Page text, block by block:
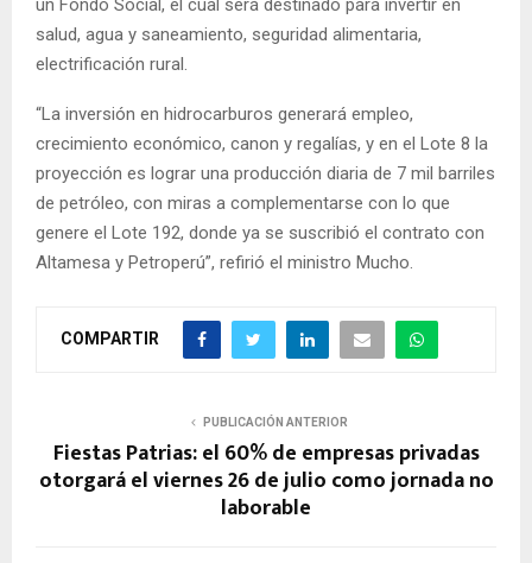
un Fondo Social, el cual será destinado para invertir en
salud, agua y saneamiento, seguridad alimentaria,
electrificación rural.
“La inversión en hidrocarburos generará empleo,
crecimiento económico, canon y regalías, y en el Lote 8 la
proyección es lograr una producción diaria de 7 mil barriles
de petróleo, con miras a complementarse con lo que
genere el Lote 192, donde ya se suscribió el contrato con
Altamesa y Petroperú”, refirió el ministro Mucho.
COMPARTIR
PUBLICACIÓN ANTERIOR
Fiestas Patrias: el 60% de empresas privadas
otorgará el viernes 26 de julio como jornada no
laborable